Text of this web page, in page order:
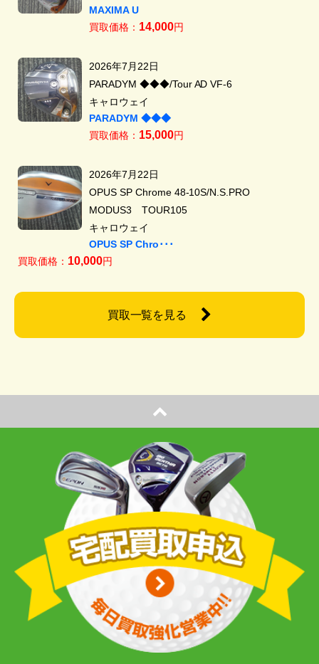
MAXIMA U
買取価格： 14,000円
2026年7月22日
PARADYM ◆◆◆/Tour AD VF-6
キャロウェイ
PARADYM ◆◆◆
買取価格： 15,000円
2026年7月22日
OPUS SP Chrome 48-10S/N.S.PRO
MODUS3 TOUR105
キャロウェイ
OPUS SP Chro･･･
買取価格： 10,000円
買取一覧を見る